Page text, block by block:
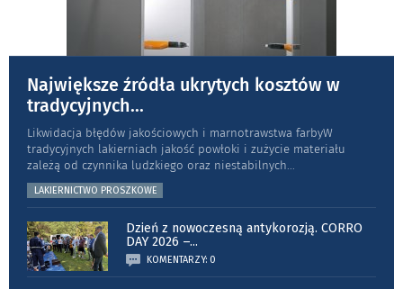
Największe źródła ukrytych kosztów w
tradycyjnych...
Likwidacja błędów jakościowych i marnotrawstwa farbyW
tradycyjnych lakierniach jakość powłoki i zużycie materiału
zależą od czynnika ludzkiego oraz niestabilnych
LAKIERNICTWO PROSZKOWE
Dzień z nowoczesną antykorozją. CORRO
DAY 2026 –...
KOMENTARZY: 0